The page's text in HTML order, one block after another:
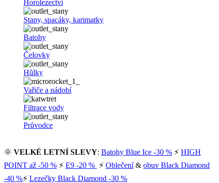
Horolezectví
Stany, spacáky, karimatky
Batohy
Čelovky
Hůlky
Vařiče a nádobí
Filtrace vody
Průvodce
🌞 VELKÉ LETNÍ SLEVY: Batohy Blue Ice -30 % ⚡ HIGH
POINT až -50 % ⚡ E9 -20 % ⚡ Oblečení& obuv Black Diamond
-40 %⚡ Lezečky Black Diamond -30 %